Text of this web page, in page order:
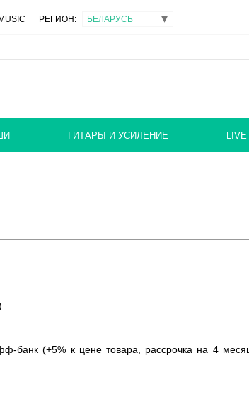
РЕГИОН:
ГИТАРЫ И УСИЛЕНИЕ
банк (+5% к цене товара, рассрочка на 4